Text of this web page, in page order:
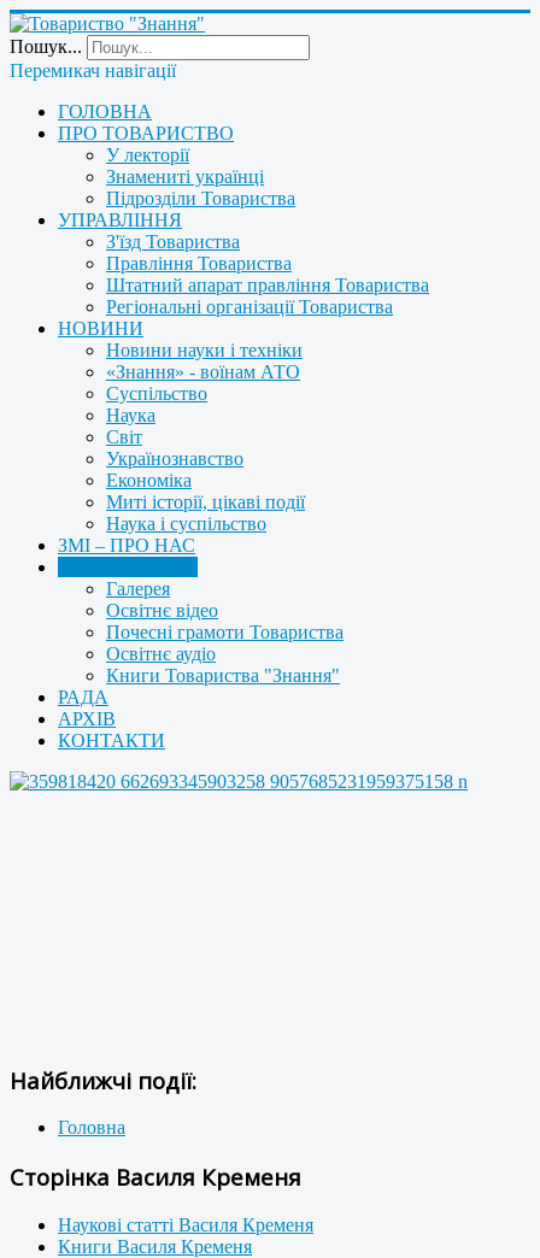
Пошук...
Перемикач навігації
ГОЛОВНА
ПРО ТОВАРИСТВО
У лекторії
Знамениті українці
Підрозділи Товариства
УПРАВЛІННЯ
З'їзд Товариства
Правління Товариства
Штатний апарат правління Товариства
Регіональні організації Товариства
НОВИНИ
Новини науки і техніки
«Знання» - воїнам АТО
Суспільство
Наука
Світ
Українознавство
Економіка
Миті історії, цікаві події
Наука і суспільство
ЗМІ – ПРО НАС
Галерея
Освітнє відео
Почесні грамоти Товариства
Освітнє аудіо
Книги Товариства "Знання"
РАДА
АРХІВ
КОНТАКТИ
Найближчі події:
Головна
Сторінка Василя Кременя
Наукові статті Василя Кременя
Книги Василя Кременя